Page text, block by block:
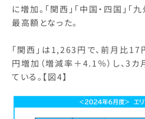
に増加。「関西」「中国・四国」「
最高額となった。
「関西」は1,263円で、前月比
円増加（増減率＋4.1％）し、3
ている。【図4】